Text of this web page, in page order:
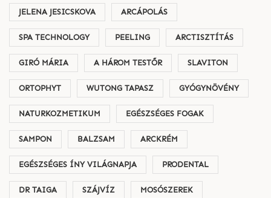
JELENA JESICSKOVA ARCÁPOLÁS
SPA TECHNOLOGY PEELING ARCTISZTÍTÁS
GIRÓ MÁRIA A HÁROM TESTŐR SLAVITON
ORTOPHYT WUTONG TAPASZ GYÓGYNÖVÉNY
NATURKOZMETIKUM EGÉSZSÉGES FOGAK
SAMPON BALZSAM ARCKRÉM
EGÉSZSÉGES ÍNY VILÁGNAPJA PRODENTAL
DR TAIGA SZÁJVÍZ MOSÓSZEREK